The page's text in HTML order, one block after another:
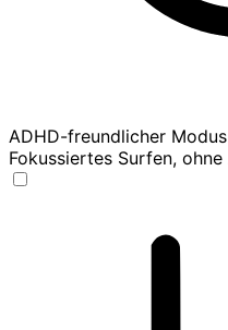
ADHD-freundlicher Modus
Fokussiertes Surfen,